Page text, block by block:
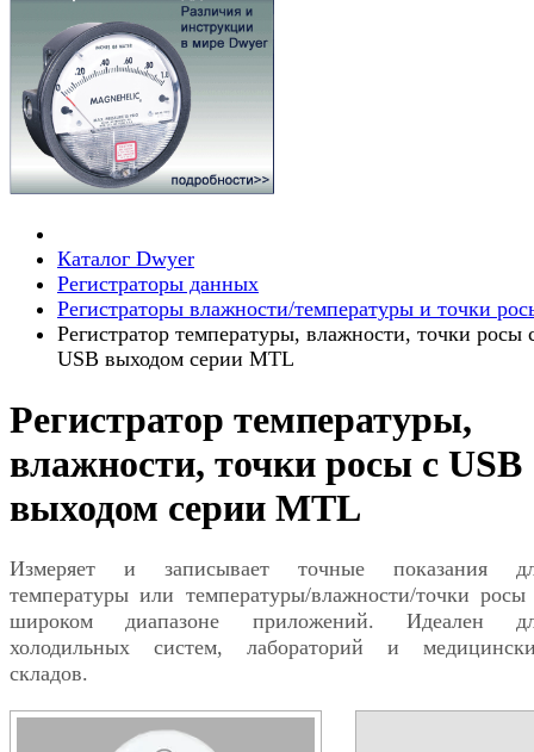
Каталог Dwyer
Регистраторы данных
Регистраторы влажности/температуры и точки
Регистратор температуры, влажности, точки росы
USB выходом серии MTL
Регистратор температуры,
влажности, точки росы с USB
выходом серии MTL
Измеряет и записывает точные показания
температуры или температуры/влажности/точки росы
широком диапазоне приложений. Идеален
холодильных систем, лабораторий и
складов.